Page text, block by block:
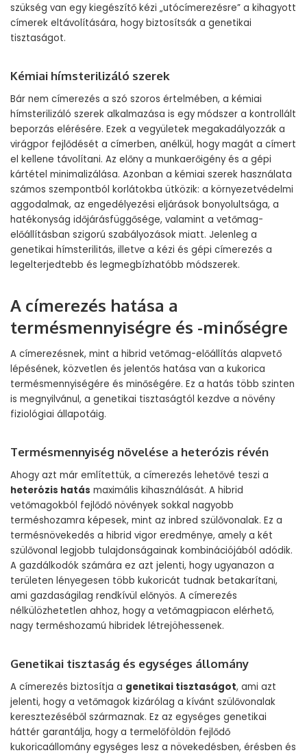
szükség van egy kiegészítő kézi „utócímerezésre” a kihagyott
címerek eltávolítására, hogy biztosítsák a genetikai
tisztaságot.
Kémiai hímsterilizáló szerek
Bár nem címerezés a szó szoros értelmében, a kémiai
hímsterilizáló szerek alkalmazása is egy módszer a kontrollált
beporzás elérésére. Ezek a vegyületek megakadályozzák a
virágpor fejlődését a címerben, anélkül, hogy magát a címert
el kellene távolítani. Az előny a munkaerőigény és a gépi
kártétel minimalizálása. Azonban a kémiai szerek használata
számos szempontból korlátokba ütközik: a környezetvédelmi
aggodalmak, az engedélyezési eljárások bonyolultsága, a
hatékonyság időjárásfüggősége, valamint a vetőmag-
előállításban szigorú szabályozások miatt. Jelenleg a
genetikai hímsterilitás, illetve a kézi és gépi címerezés a
legelterjedtebb és legmegbízhatóbb módszerek.
A címerezés hatása a
termésmennyiségre és -minőségre
A címerezésnek, mint a hibrid vetőmag-előállítás alapvető
lépésének, közvetlen és jelentős hatása van a kukorica
termésmennyiségére és minőségére. Ez a hatás több szinten
is megnyilvánul, a genetikai tisztaságtól kezdve a növény
fiziológiai állapotáig.
Termésmennyiség növelése a heterózis révén
Ahogy azt már említettük, a címerezés lehetővé teszi a
heterózis hatás maximális kihasználását. A hibrid
vetőmagokból fejlődő növények sokkal nagyobb
terméshozamra képesek, mint az inbred szülővonalak. Ez a
termésnövekedés a hibrid vigor eredménye, amely a két
szülővonal legjobb tulajdonságainak kombinációjából adódik.
A gazdálkodók számára ez azt jelenti, hogy ugyanazon a
területen lényegesen több kukoricát tudnak betakarítani,
ami gazdaságilag rendkívül előnyös. A címerezés
nélkülözhetetlen ahhoz, hogy a vetőmagpiacon elérhető,
nagy terméshozamú hibridek létrejöhessenek.
Genetikai tisztaság és egységes állomány
A címerezés biztosítja a genetikai tisztaságot, ami azt
jelenti, hogy a vetőmagok kizárólag a kívánt szülővonalak
keresztezéséből származnak. Ez az egységes genetikai
háttér garantálja, hogy a termelőföldön fejlődő
kukoricaállomány egységes lesz a növekedésben, érésben és